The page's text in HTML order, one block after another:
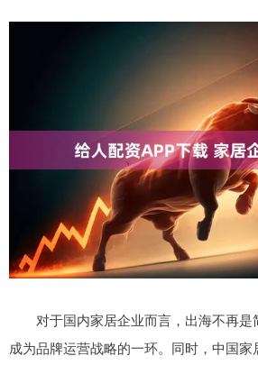
对于国内家居企业而言，出海不再是
成为品牌运营战略的一环。同时，中国